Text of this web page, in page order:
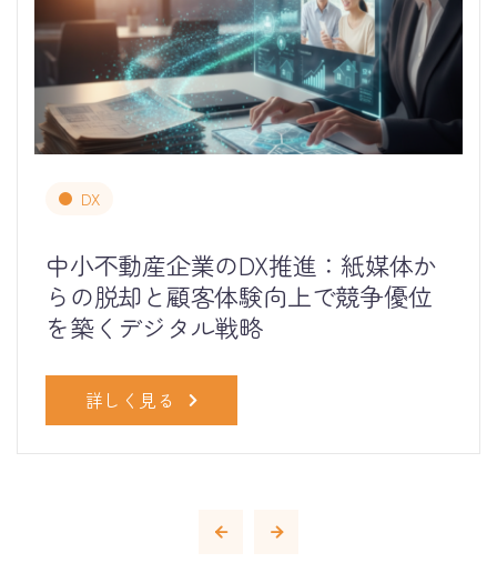
DX
中小不動産企業のDX推進：紙媒体か
らの脱却と顧客体験向上で競争優位
を築くデジタル戦略
詳しく見る